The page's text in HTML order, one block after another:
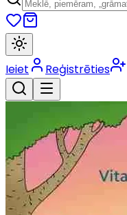
Ieiet Reģistrēties